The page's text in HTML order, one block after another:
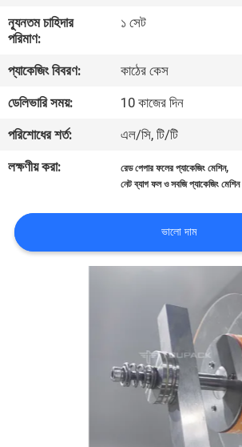
ফ্যাক্টরি
ট্যুর
মান
নিয়ন্ত্রণ
সাথে
যোগাযোগ
ন্যূনতম চাহিদার
পরিমাণ:
১ সেট
প্যাকেজিং বিবরণ:
কাঠের কেস
ডেলিভারি সময়:
10 কাজের দিন
পরিশোধের শর্ত:
এল/সি, টি/টি
লক্ষণীয় করা:
রেড পেপার ফলের প্যাকেজিং মেশিন,
নেট ব্যাগ ফল ও সবজি প্যাকেজিং মেশিন
ভালো দাম